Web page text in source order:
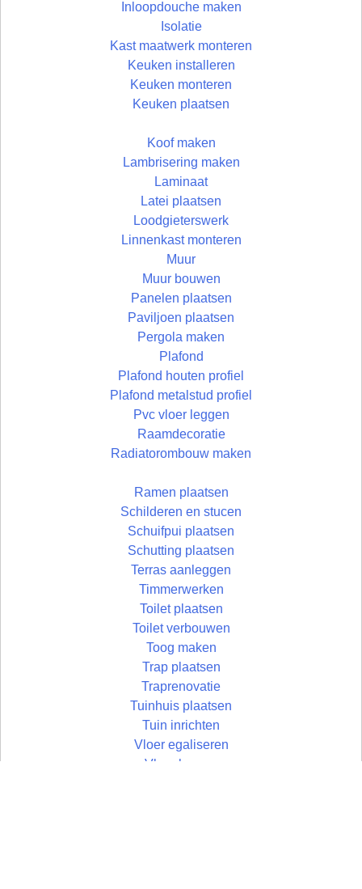
Inloopdouche maken
Isolatie
Kast maatwerk monteren
Keuken installeren
Keuken monteren
Keuken plaatsen
Koof maken
Lambrisering maken
Laminaat
Latei plaatsen
Loodgieterswerk
Linnenkast monteren
Muur
Muur bouwen
Panelen plaatsen
Paviljoen plaatsen
Pergola maken
Plafond
Plafond houten profiel
Plafond metalstud profiel
Pvc vloer leggen
Raamdecoratie
Radiatorombouw maken
Ramen plaatsen
Schilderen en stucen
Schuifpui plaatsen
Schutting plaatsen
Terras aanleggen
Timmerwerken
Toilet plaatsen
Toilet verbouwen
Toog maken
Trap plaatsen
Traprenovatie
Tuinhuis plaatsen
Tuin inrichten
Vloer egaliseren
Vloer leggen